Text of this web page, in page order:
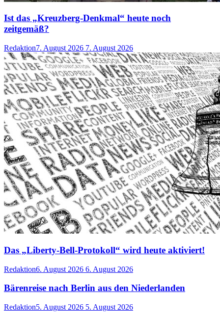
Ist das „Kreuzberg-Denkmal“ heute noch
zeitgemäß?
Redaktion7. August 2026 7. August 2026
Das „Liberty-Bell-Protokoll“ wird heute aktiviert!
Redaktion6. August 2026 6. August 2026
Bärenreise nach Berlin aus den Niederlanden
Redaktion5. August 2026 5. August 2026